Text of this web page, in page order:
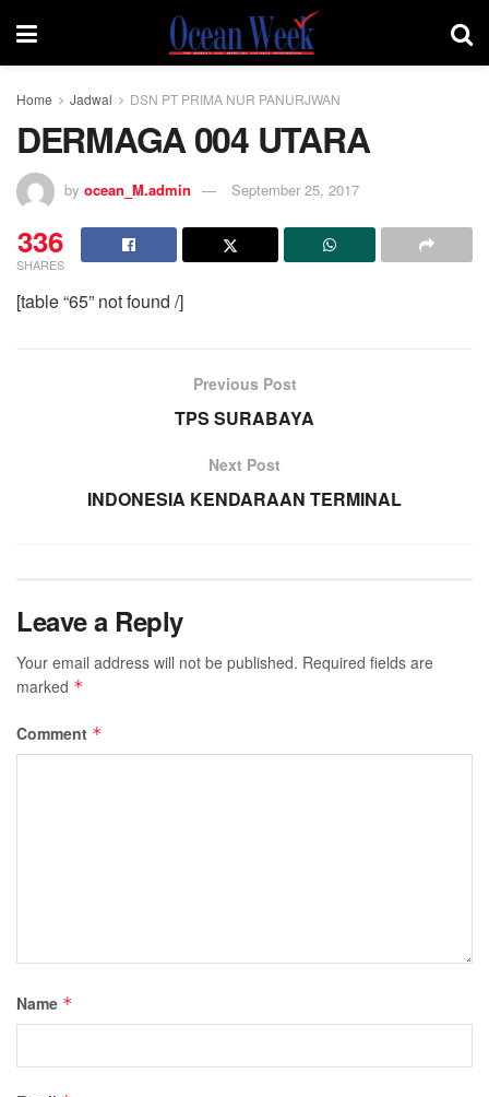
Home Jadwal DSN PT PRIMA NUR PANURJWAN
DERMAGA 004 UTARA
by ocean_M.admin September 25, 2017
336
SHARES
[table “65” not found /]
Previous Post
TPS SURABAYA
Next Post
INDONESIA KENDARAAN TERMINAL
Leave a Reply
Your email address will not be published. Required fields are
marked *
Comment *
Name *